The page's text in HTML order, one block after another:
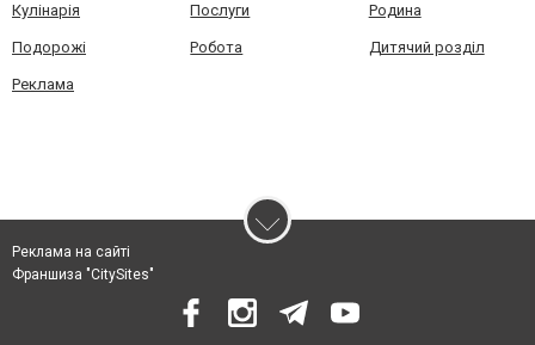
Кулінарія Послуги Родина
Подорожі Робота Дитячий розділ
Реклама
Реклама на сайті
Франшиза "CitySites"